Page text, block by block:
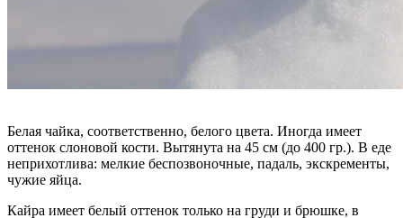
Белая чайка, соответственно, белого цвета. Иногда имеет
оттенок слоновой кости. Вытянута на 45 см (до 400 гр.). В еде
неприхотлива: мелкие беспозвоночные, падаль, экскременты,
чужие яйца.
Кайра имеет белый оттенок только на груди и брюшке, в